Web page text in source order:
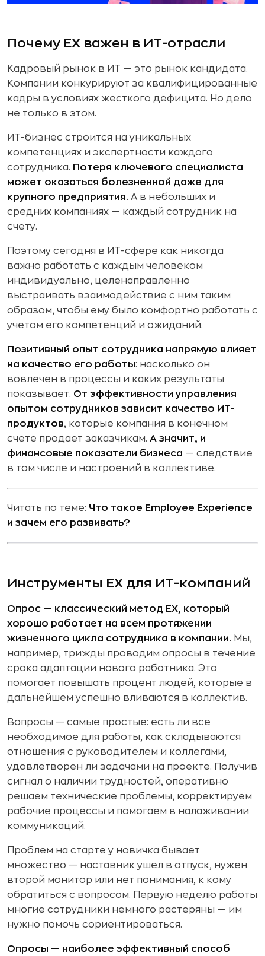
Почему EX важен в ИТ-отрасли
Кадровый рынок в ИТ — это рынок кандидата.
Компании конкурируют за квалифицированные
кадры в условиях жесткого дефицита. Но дело
не только в этом.
ИТ-бизнес строится на уникальных
компетенциях и экспертности каждого
сотрудника. Потеря ключевого специалиста
может оказаться болезненной даже для
крупного предприятия. А в небольших и
средних компаниях — каждый сотрудник на
счету.
Поэтому сегодня в ИТ-сфере как никогда
важно работать с каждым человеком
индивидуально, целенаправленно
выстраивать взаимодействие с ним таким
образом, чтобы ему было комфортно работать с
учетом его компетенций и ожиданий.
Позитивный опыт сотрудника напрямую влияет
на качество его работы: насколько он
вовлечен в процессы и каких результаты
показывает. От эффективности управления
опытом сотрудников зависит качество ИТ-
продуктов, которые компания в конечном
счете продает заказчикам. А значит, и
финансовые показатели бизнеса — следствие
в том числе и настроений в коллективе.
Читать по теме: Что такое Employee Experience
и зачем его развивать?
Инструменты EX для ИТ-компаний
Опрос — классический метод EX, который
хорошо работает на всем протяжении
жизненного цикла сотрудника в компании. Мы,
например, трижды проводим опросы в течение
срока адаптации нового работника. Это
помогает повышать процент людей, которые в
дальнейшем успешно вливаются в коллектив.
Вопросы — самые простые: есть ли все
необходимое для работы, как складываются
отношения с руководителем и коллегами,
удовлетворен ли задачами на проекте. Получив
сигнал о наличии трудностей, оперативно
решаем технические проблемы, корректируем
рабочие процессы и помогаем в налаживании
коммуникаций.
Проблем на старте у новичка бывает
множество — наставник ушел в отпуск, нужен
второй монитор или нет понимания, к кому
обратиться с вопросом. Первую неделю работы
многие сотрудники немного растеряны — им
нужно помочь сориентироваться.
Опросы — наиболее эффективный способ